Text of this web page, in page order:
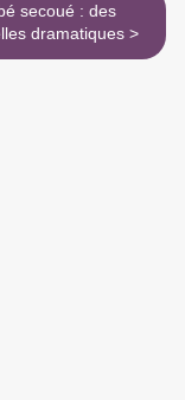
secoué : des
séquelles dramatiques >